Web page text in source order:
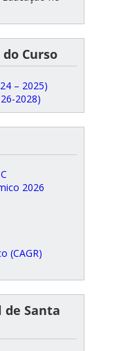
Curso
– 2025)
2028)
2026
(CAGR)
de Santa